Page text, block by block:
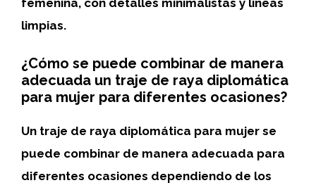
femenina, con detalles minimalistas y líneas
limpias.
¿Cómo se puede combinar de manera
adecuada un traje de raya diplomática
para mujer para diferentes ocasiones?
Un traje de raya diplomática para mujer se
puede combinar de manera adecuada para
diferentes ocasiones dependiendo de los